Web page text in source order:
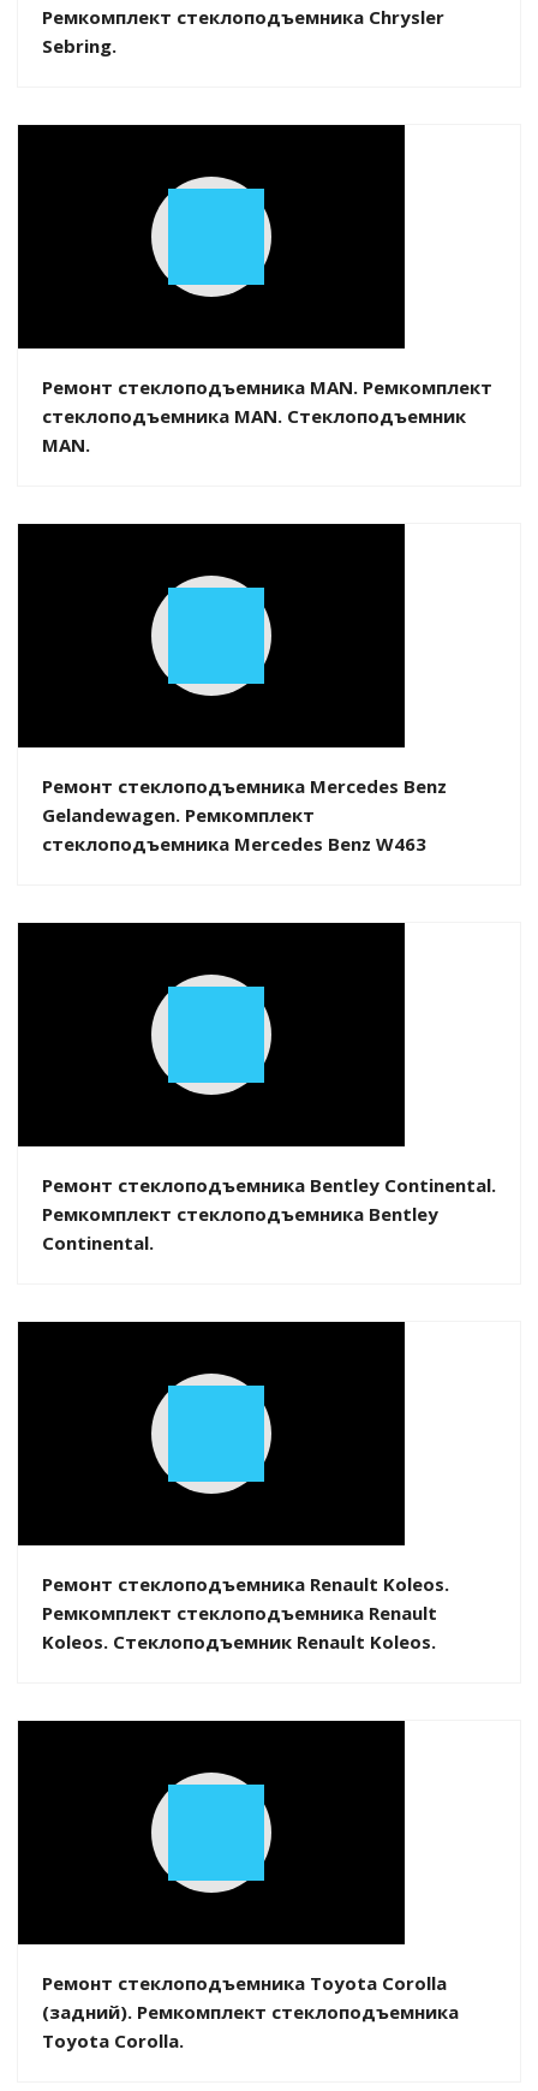
Ремкомплект стеклоподъемника Chrysler
Sebring.
Play
Ремонт стеклоподъемника MAN. Ремкомплект
стеклоподъемника MAN. Стеклоподъемник
MAN.
Play
Ремонт стеклоподъемника Mercedes Benz
Gelandewagen. Ремкомплект
стеклоподъемника Mercedes Benz W463
Play
Ремонт стеклоподъемника Bentley Continental.
Ремкомплект стеклоподъемника Bentley
Continental.
Play
Ремонт стеклоподъемника Renault Koleos.
Ремкомплект стеклоподъемника Renault
Koleos. Стеклоподъемник Renault Koleos.
Play
Ремонт стеклоподъемника Toyota Corolla
(задний). Ремкомплект стеклоподъемника
Toyota Corolla.